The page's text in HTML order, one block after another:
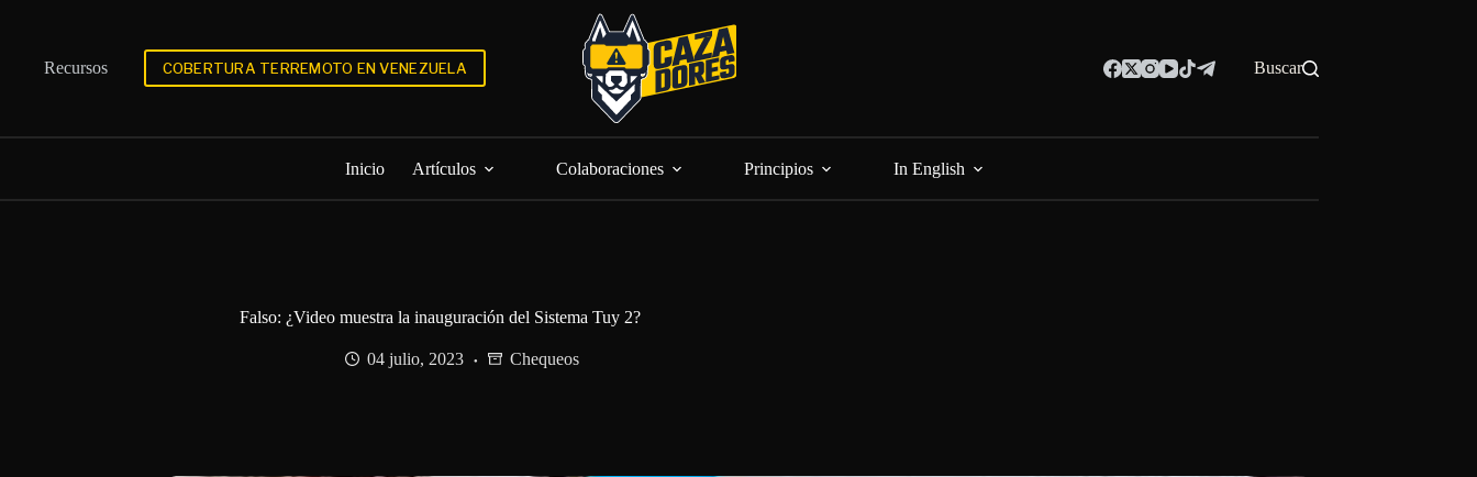
Recursos
COBERTURA TERREMOTO EN VENEZUELA Buscar
Inicio Artículos Colaboraciones Principios In English
Falso: ¿Video muestra la inauguración del Sistema Tuy 2?
04 julio, 2023 Chequeos